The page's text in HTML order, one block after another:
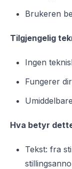
Brukeren
Tilgjengelig
Ingen
Fungerer
Hva betyr
Tekst: fra